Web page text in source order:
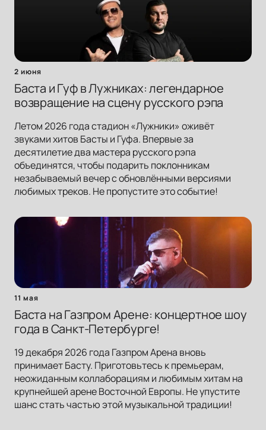
2 июня
Баста и Гуф в Лужниках: легендарное
возвращение на сцену русского рэпа
Летом 2026 года стадион «Лужники» оживёт
звуками хитов Басты и Гуфа. Впервые за
десятилетие два мастера русского рэпа
объединятся, чтобы подарить поклонникам
незабываемый вечер с обновлёнными версиями
любимых треков. Не пропустите это событие!
11 мая
Баста на Газпром Арене: концертное шоу
года в Санкт-Петербурге!
19 декабря 2026 года Газпром Арена вновь
принимает Басту. Приготовьтесь к премьерам,
неожиданным коллаборациям и любимым хитам на
крупнейшей арене Восточной Европы. Не упустите
шанс стать частью этой музыкальной традиции!